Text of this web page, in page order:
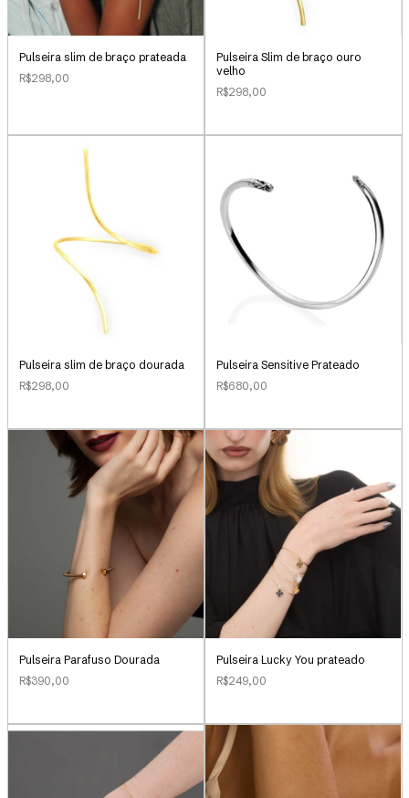
Pulseira slim de braço prateada
R$298,00
Pulseira Slim de braço ouro
velho
R$298,00
Pulseira slim de braço dourada
R$298,00
Pulseira Sensitive Prateado
R$680,00
Pulseira Parafuso Dourada
R$390,00
Pulseira Lucky You prateado
R$249,00